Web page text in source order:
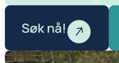
Søk nå!